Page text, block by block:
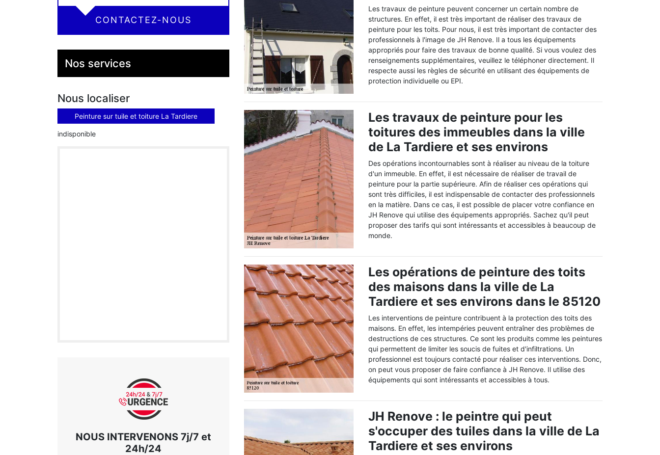
CONTACTEZ-NOUS
Nos services
Nous localiser
Peinture sur tuile et toiture La Tardiere
indisponible
NOUS INTERVENONS 7j/7 et
24h/24
Les travaux de peinture peuvent concerner un certain nombre de
structures. En effet, il est très important de réaliser des travaux de
peinture pour les toits. Pour nous, il est très important de contacter des
professionnels à l'image de JH Renove. Il a tous les équipements
appropriés pour faire des travaux de bonne qualité. Si vous voulez des
renseignements supplémentaires, veuillez le téléphoner directement. Il
respecte aussi les règles de sécurité en utilisant des équipements de
protection individuelle ou EPI.
Les travaux de peinture pour les
toitures des immeubles dans la ville
de La Tardiere et ses environs
Des opérations incontournables sont à réaliser au niveau de la toiture
d'un immeuble. En effet, il est nécessaire de réaliser de travail de
peinture pour la partie supérieure. Afin de réaliser ces opérations qui
sont très difficiles, il est indispensable de contacter des professionnels
en la matière. Dans ce cas, il est possible de placer votre confiance en
JH Renove qui utilise des équipements appropriés. Sachez qu'il peut
proposer des tarifs qui sont intéressants et accessibles à beaucoup de
monde.
Les opérations de peinture des toits
des maisons dans la ville de La
Tardiere et ses environs dans le 85120
Les interventions de peinture contribuent à la protection des toits des
maisons. En effet, les intempéries peuvent entraîner des problèmes de
destructions de ces structures. Ce sont les produits comme les peintures
qui permettent de limiter les soucis de fuites et d'infiltrations. Un
professionnel est toujours contacté pour réaliser ces interventions. Donc,
on peut vous proposer de faire confiance à JH Renove. Il utilise des
équipements qui sont intéressants et accessibles à tous.
JH Renove : le peintre qui peut
s'occuper des tuiles dans la ville de La
Tardiere et ses environs